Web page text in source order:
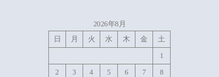
2026年8月
日
月 火 水 木 金 土
1
2 3 4 5 6 7 8